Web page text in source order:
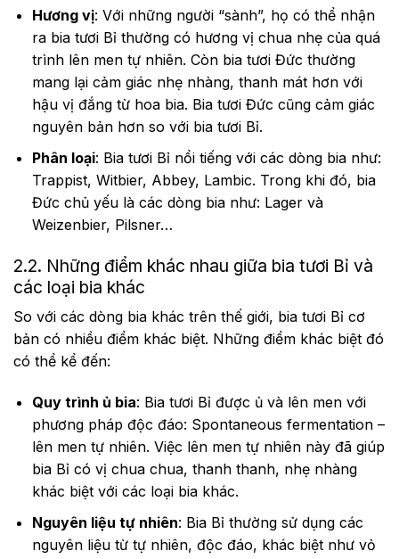
Hương vị: Với những người “sành”, họ có thể nhận
ra bia tươi Bỉ thường có hương vị chua nhẹ của quá
trình lên men tự nhiên. Còn bia tươi Đức thường
mang lại cảm giác nhẹ nhàng, thanh mát hơn với
hậu vị đắng từ hoa bia. Bia tươi Đức cũng cảm giác
nguyên bản hơn so với bia tươi Bỉ.
Phân loại: Bia tươi Bỉ nổi tiếng với các dòng bia như:
Trappist, Witbier, Abbey, Lambic. Trong khi đó, bia
Đức chủ yếu là các dòng bia như: Lager và
Weizenbier, Pilsner…
2.2. Những điểm khác nhau giữa bia tươi Bỉ và
các loại bia khác
So với các dòng bia khác trên thế giới, bia tươi Bỉ cơ
bản có nhiều điểm khác biệt. Những điểm khác biệt đó
có thể kể đến:
Quy trình ủ bia: Bia tươi Bỉ được ủ và lên men với
phương pháp độc đáo: Spontaneous fermentation –
lên men tự nhiên. Việc lên men tự nhiên này đã giúp
bia Bỉ có vị chua chua, thanh thanh, nhẹ nhàng
khác biệt với các loại bia khác.
Nguyên liệu tự nhiên: Bia Bỉ thường sử dụng các
nguyên liệu từ tự nhiên, độc đáo, khác biệt như vỏ